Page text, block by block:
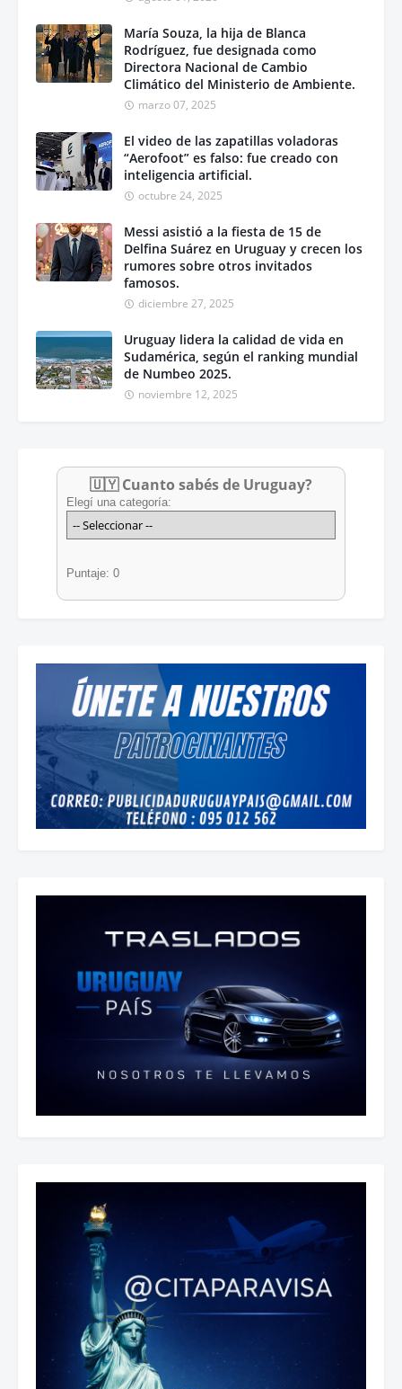
María Souza, la hija de Blanca
Rodríguez, fue designada como
Directora Nacional de Cambio
Climático del Ministerio de Ambiente.
marzo 07, 2025
El video de las zapatillas voladoras
“Aerofoot” es falso: fue creado con
inteligencia artificial.
octubre 24, 2025
Messi asistió a la fiesta de 15 de
Delfina Suárez en Uruguay y crecen los
rumores sobre otros invitados
famosos.
diciembre 27, 2025
Uruguay lidera la calidad de vida en
Sudamérica, según el ranking mundial
de Numbeo 2025.
noviembre 12, 2025
🇺🇾 Cuanto sabés de Uruguay?
Elegí una categoría:
Puntaje: 0